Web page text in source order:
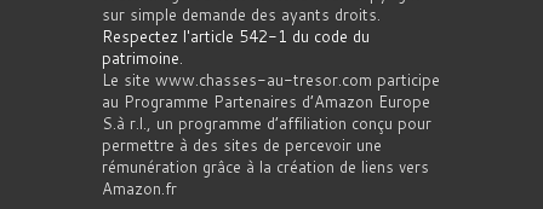
sur simple demande des ayants droits.
Respectez l'article 542-1 du code du
patrimoine.
Le site www.chasses-au-tresor.com participe
au Programme Partenaires d’Amazon Europe
S.à r.l., un programme d’affiliation conçu pour
permettre à des sites de percevoir une
rémunération grâce à la création de liens vers
Amazon.fr